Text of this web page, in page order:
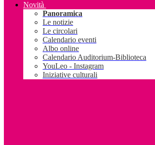
Novità
Panoramica
Le notizie
Le circolari
Calendario eventi
Albo online
Calendario Auditorium-Biblioteca
YouLeo - Instagram
Iniziative culturali